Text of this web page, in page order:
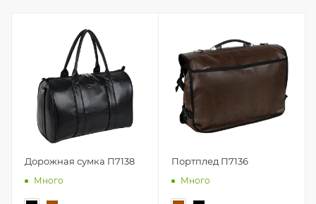
Дорожная сумка П7138
Много
Портплед П7136
Много